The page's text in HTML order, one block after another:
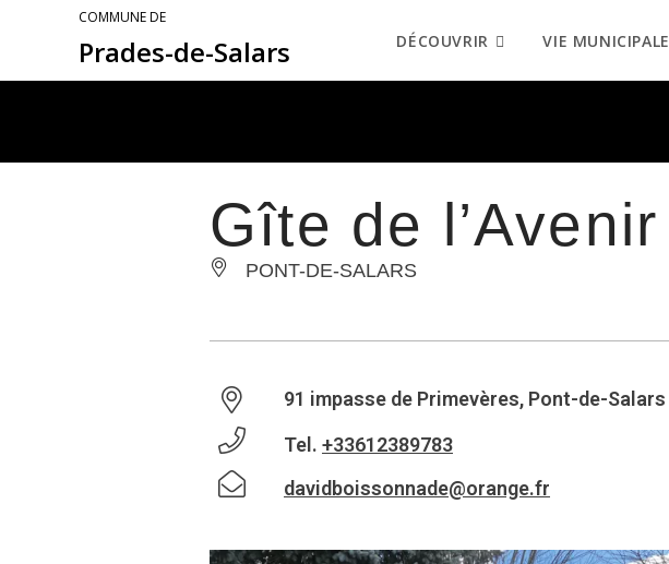
COMMUNE DE
Prades-de-Salars DÉCOUVRIR VIE MUNICIPALE
Gîte de l’Avenir
PONT-DE-SALARS
91 impasse de Primevères, Pont-de-Salars
Tel. +33612389783
davidboissonnade@orange.fr